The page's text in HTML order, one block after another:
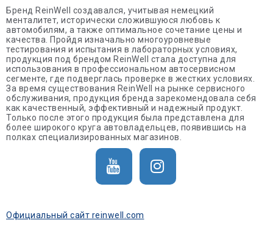
Бренд ReinWell создавался, учитывая немецкий
менталитет, исторически сложившуюся любовь к
автомобилям, а также оптимальное сочетание цены и
качества. Пройдя изначально многоуровневые
тестирования и испытания в лабораторных условиях,
продукция под брендом ReinWell стала доступна для
использования в профессиональном автосервисном
сегменте, где подверглась проверке в жестких условиях.
За время существования ReinWell на рынке сервисного
обслуживания, продукция бренда зарекомендовала себя
как качественный, эффективный и надежный продукт.
Только после этого продукция была представлена для
более широкого круга автовладельцев, появившись на
полках специализированных магазинов.
Официальный сайт reinwell.com